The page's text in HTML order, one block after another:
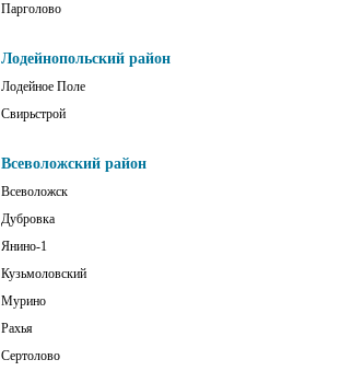
Парголово
Лодейнопольский район
Лодейное Поле
Свирьстрой
Всеволожский район
Всеволожск
Дубровка
Янино-1
Кузьмоловский
Мурино
Рахья
Сертолово